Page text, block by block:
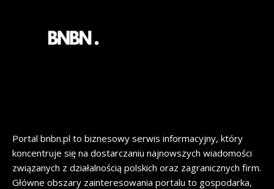
Portal bnbn.pl to biznesowy serwis informacyjny, który
koncentruje się na dostarczaniu najnowszych wiadomości
związanych z działalnością polskich oraz zagranicznych firm.
Główne obszary zainteresowania portalu to gospodarka,